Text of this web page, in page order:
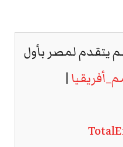
لمصر بأول
|